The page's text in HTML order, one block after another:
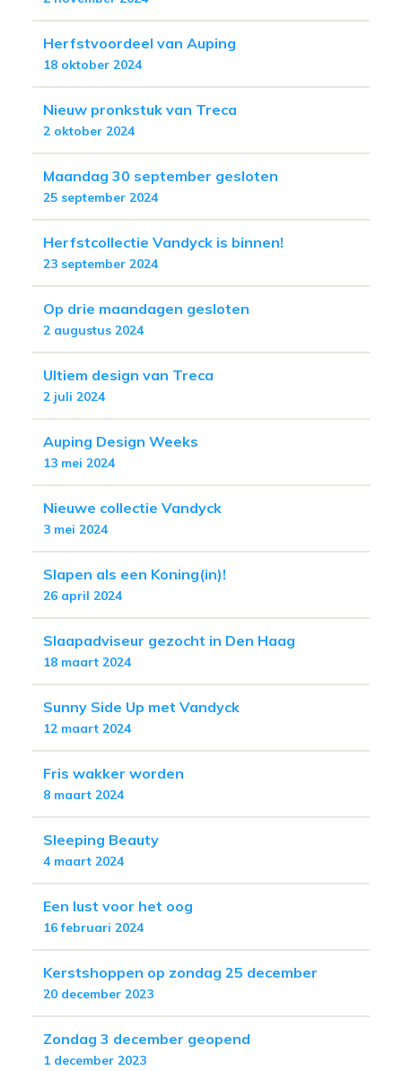
Herfstvoordeel van Auping
18 oktober 2024
Nieuw pronkstuk van Treca
2 oktober 2024
Maandag 30 september gesloten
25 september 2024
Herfstcollectie Vandyck is binnen!
23 september 2024
Op drie maandagen gesloten
2 augustus 2024
Ultiem design van Treca
2 juli 2024
Auping Design Weeks
13 mei 2024
Nieuwe collectie Vandyck
3 mei 2024
Slapen als een Koning(in)!
26 april 2024
Slaapadviseur gezocht in Den Haag
18 maart 2024
Sunny Side Up met Vandyck
12 maart 2024
Fris wakker worden
8 maart 2024
Sleeping Beauty
4 maart 2024
Een lust voor het oog
16 februari 2024
Kerstshoppen op zondag 25 december
20 december 2023
Zondag 3 december geopend
1 december 2023